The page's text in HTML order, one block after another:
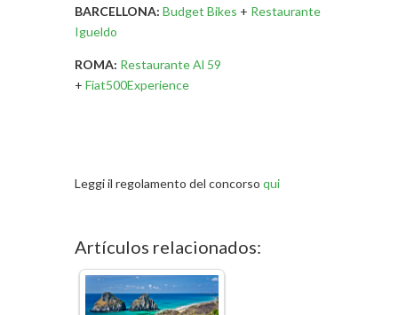
BARCELLONA: Budget Bikes + Restaurante
Igueldo
ROMA: Restaurante Al 59
+ Fiat500Experience
Leggi il regolamento del concorso qui
Artículos relacionados: